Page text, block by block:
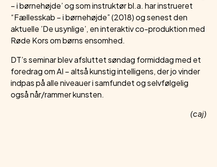
– i børnehøjde’ og som instruktør bl.a. har instrueret
“Fællesskab – i børnehøjde” (2018) og senest den
aktuelle ’De usynlige’, en interaktiv co-produktion med
Røde Kors om børns ensomhed.
DT’s seminar blev afsluttet søndag formiddag med et
foredrag om AI – altså kunstig intelligens, der jo vinder
indpas på alle niveauer i samfundet og selvfølgelig
også når/rammer kunsten.
(caj)